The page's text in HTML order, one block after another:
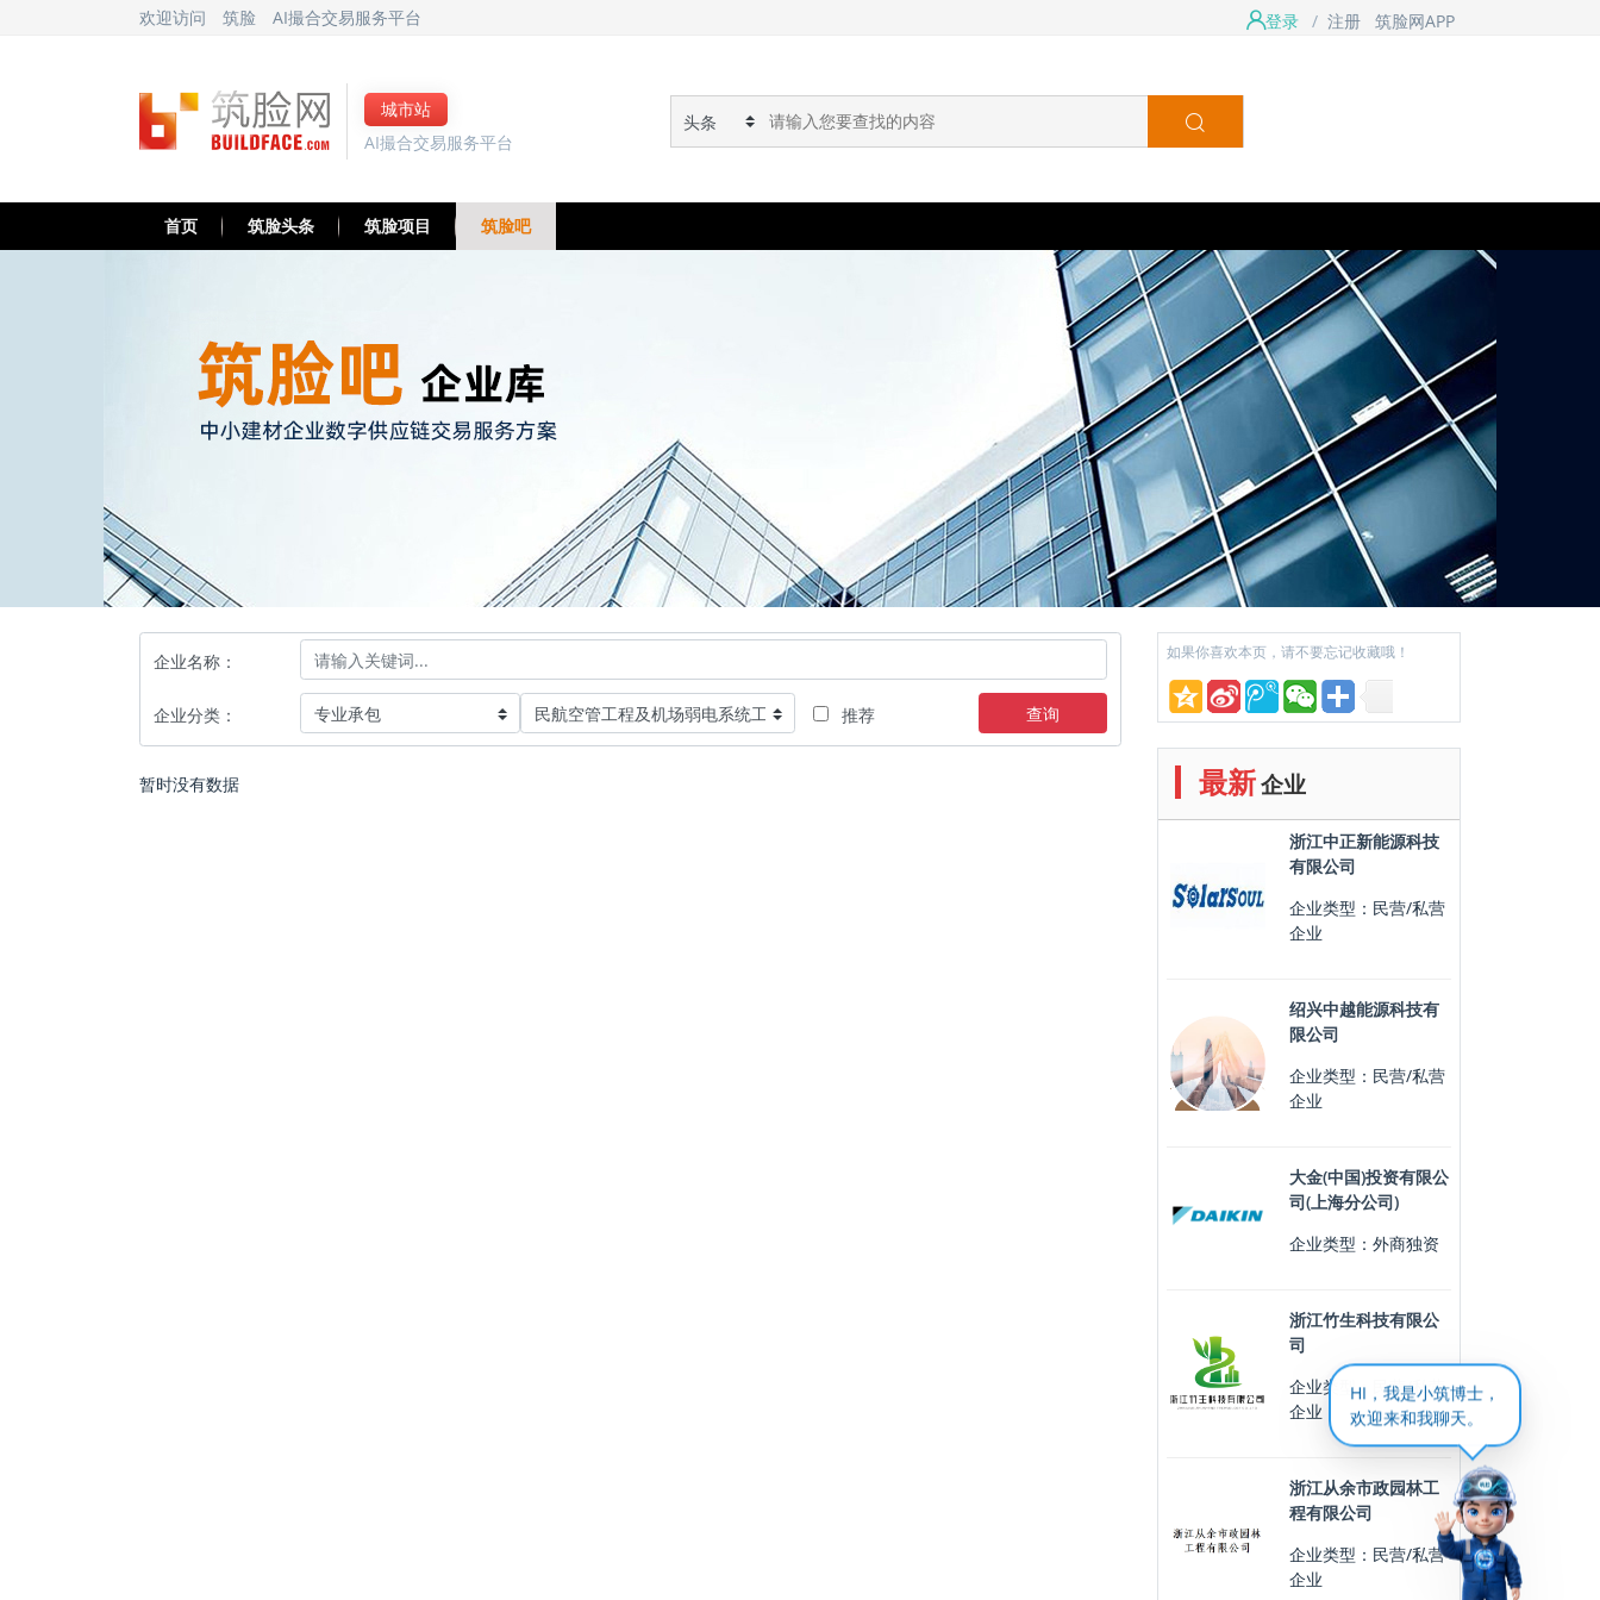
HI，我是小筑博士，
欢迎来和我聊天。
欢迎访问 筑脸 AI撮合交易服务平台 登录 / 注册 筑脸网APP
城市站
AI撮合交易服务平台
首页 筑脸头条 筑脸项目 筑脸吧
企业名称：
企业分类： 推荐 查询
暂时没有数据
如果你喜欢本页，请不要忘记收藏哦！
最新企业
浙江中正新能源科技
有限公司
企业类型：民营/私营
企业
绍兴中越能源科技有
限公司
企业类型：民营/私营
企业
大金(中国)投资有限公
司(上海分公司)
企业类型：外商独资
浙江竹生科技有限公
司
企业类型：民营/私营
企业
浙江从余市政园林工
程有限公司
企业类型：民营/私营
企业